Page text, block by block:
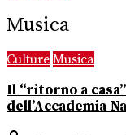
Musica
Culture Musica
Il “ritorno a
dell’Accademia